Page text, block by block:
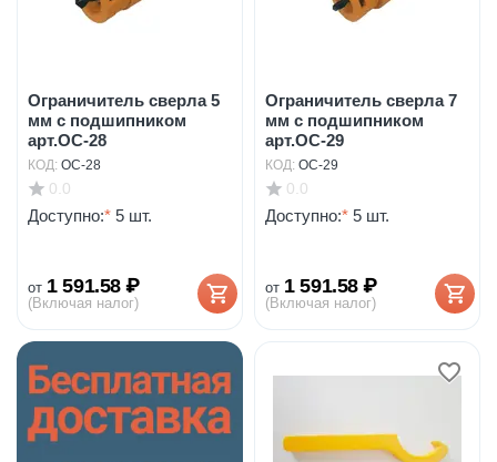
Ограничитель сверла 5
мм с подшипником
арт.ОС-28
КОД: ОС-28
0.0
Доступно:* 5 шт.
от 1 591.58 ₽
(Включая налог)
Ограничитель сверла 7
мм с подшипником
арт.ОС-29
КОД: ОС-29
0.0
Доступно:* 5 шт.
от 1 591.58 ₽
(Включая налог)